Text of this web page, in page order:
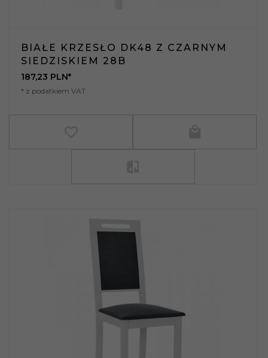
BIAŁE KRZESŁO DK48 Z CZARNYM
SIEDZISKIEM 28B
187,23 PLN*
* z podatkiem VAT